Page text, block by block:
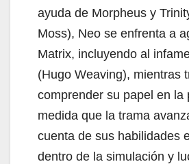
ayuda de Morpheus y
Moss), Neo se enfrenta a
Matrix, incluyendo al
(Hugo Weaving), mientras
comprender su papel en la
medida que la trama
cuenta de sus habilidades
dentro de la simulación y